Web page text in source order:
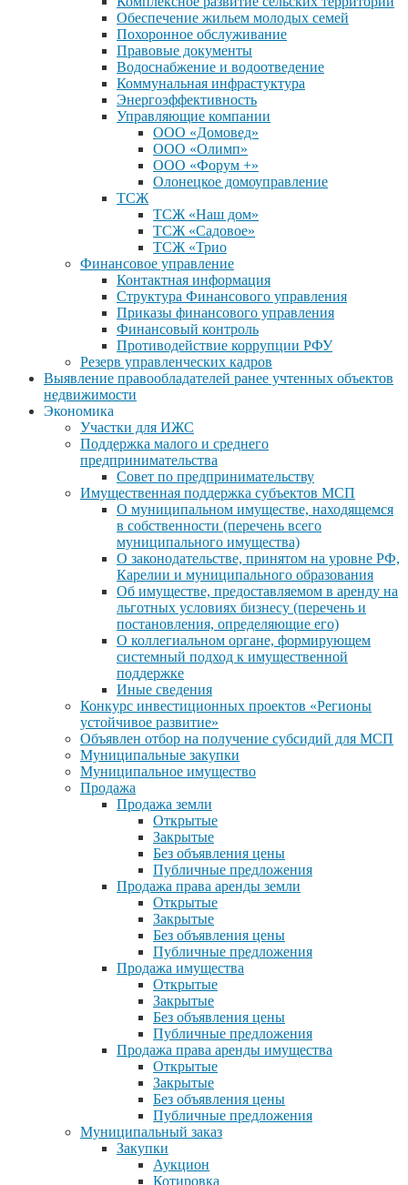
Обеспечение жильем молодых семей
Похоронное обслуживание
Правовые документы
Водоснабжение и водоотведение
Коммунальная инфрастуктура
Энергоэффективность
Управляющие компании
ООО «Домовед»
ООО «Олимп»
ООО «Форум +»
Олонецкое домоуправление
ТСЖ
ТСЖ «Наш дом»
ТСЖ «Садовое»
ТСЖ «Трио
Финансовое управление
Контактная информация
Структура Финансового управления
Приказы финансового управления
Финансовый контроль
Противодействие коррупции РФУ
Резерв управленческих кадров
Выявление правообладателей ранее учтенных объектов
недвижимости
Экономика
Участки для ИЖС
Поддержка малого и среднего
предпринимательства
Совет по предпринимательству
Имущественная поддержка субъектов МСП
О муниципальном имуществе, находящемся
в собственности (перечень всего
муниципального имущества)
О законодательстве, принятом на уровне РФ,
Карелии и муниципального образования
Об имуществе, предоставляемом в аренду на
льготных условиях бизнесу (перечень и
постановления, определяющие его)
О коллегиальном органе, формирующем
системный подход к имущественной
поддержке
Иные сведения
Конкурс инвестиционных проектов «Регионы
устойчивое развитие»
Объявлен отбор на получение субсидий для МСП
Муниципальные закупки
Муниципальное имущество
Продажа
Продажа земли
Открытые
Закрытые
Без объявления цены
Публичные предложения
Продажа права аренды земли
Открытые
Закрытые
Без объявления цены
Публичные предложения
Продажа имущества
Открытые
Закрытые
Без объявления цены
Публичные предложения
Продажа права аренды имущества
Открытые
Закрытые
Без объявления цены
Публичные предложения
Муниципальный заказ
Закупки
Аукцион
Котировка